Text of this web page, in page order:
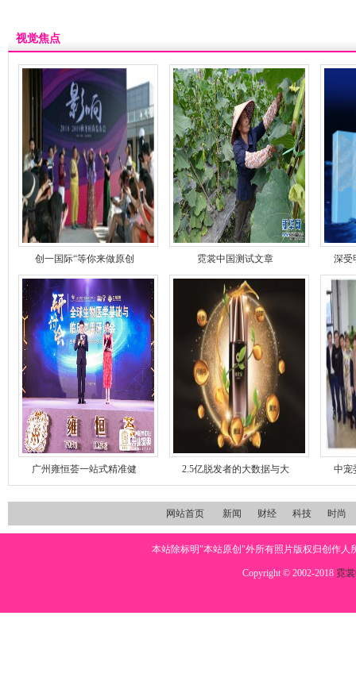
视觉焦点
创一国际“等你来做原创 霓裳中国测试文章 深受
广州雍恒荟一站式精准健 2.5亿脱发者的大数据与大 中宠
网站首页 新闻 财经 科技 时尚
本站除标明"本站原创"外所有照片版权归创作
Copyright © 2002-2018 霓